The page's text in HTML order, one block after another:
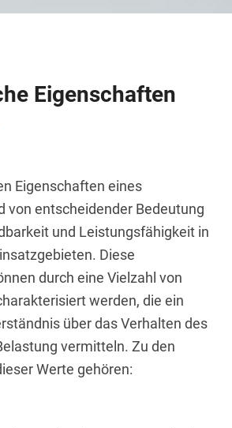
Eigenschaften
Eigenschaften eines
von entscheidender Bedeutung
und Leistungsfähigkeit in
Diese
durch eine Vielzahl von
werden, die ein
über das Verhalten des
vermitteln. Zu den
Werte gehören: